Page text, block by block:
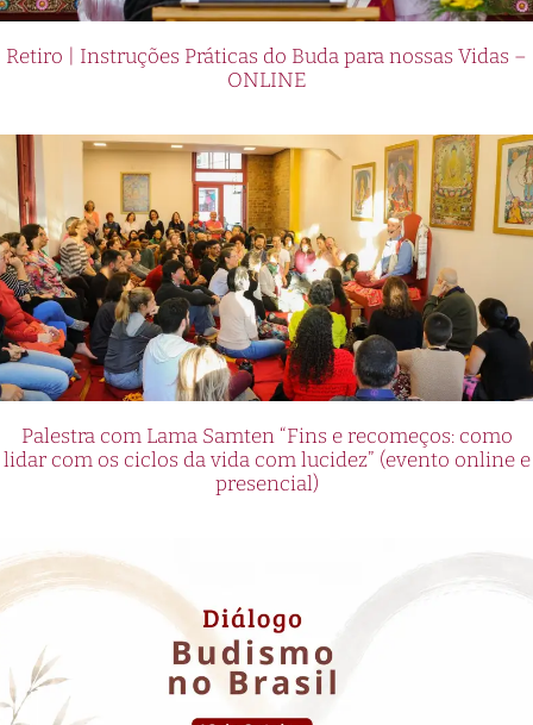
Retiro | Instruções Práticas do Buda para nossas Vidas –
ONLINE
Palestra com Lama Samten “Fins e recomeços: como
lidar com os ciclos da vida com lucidez” (evento online e
presencial)